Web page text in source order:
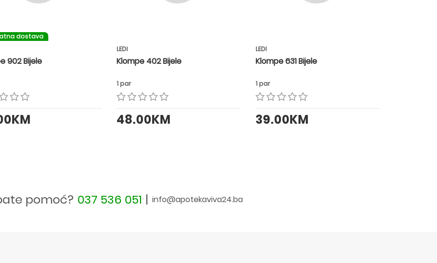
dostava
902 Bijele
LEDI
Klompe 402 Bijele
1 par
48.00KM
LEDI
Klompe 631 Bijele
1 par
39.00KM
pomoć? 037 536 051 | info@apotekaviva24.ba